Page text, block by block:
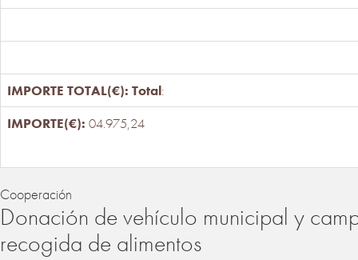
Total:
04.975,24
Cooperación
Donación de vehículo municipal y
recogida de alimentos